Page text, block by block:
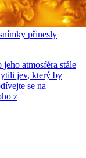
přinesly
atmosféra stále
jev, který by
se na
z